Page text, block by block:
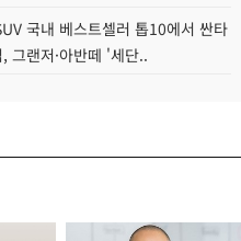
국내 베스트셀러 톱10에서 싼타
그랜저·아반떼 '세단..